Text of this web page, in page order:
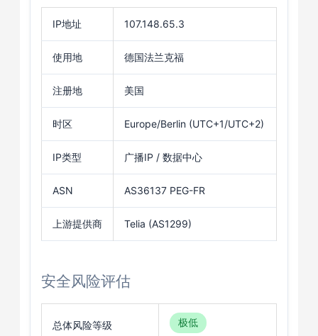
IP地址 107.148.65.3
使用地 德国法兰克福
注册地 美国
时区 Europe/Berlin (UTC+1/UTC+2)
IP类型 广播IP / 数据中心
ASN AS36137 PEG-FR
上游提供商 Telia (AS1299)
安全风险评估
总体风险等级 极低